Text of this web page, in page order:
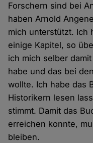
Forschern sind bei
haben Arnold
mich unterstützt. Ich
einige Kapitel, so
ich mich selber
habe und das bei
wollte. Ich habe das
Historikern lesen
stimmt. Damit das
erreichen konnte,
bleiben.